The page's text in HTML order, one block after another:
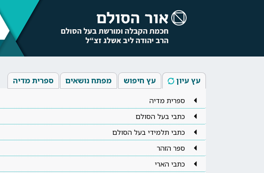
עץ עיון עץ חיפוש מפתח נושאים ספרית מדיה
ספרית מדיה
כתבי בעל הסולם
כתבי תלמידי בעל הסולם
ספר הזהר
כתבי הארי